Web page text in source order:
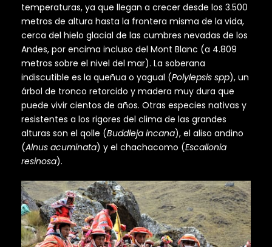
temperaturas, ya que llegan a crecer desde los 3.500
metros de altura hasta la frontera misma de la vida,
cerca del hielo glacial de las cumbres nevadas de los
Andes, por encima incluso del Mont Blanc (a 4.809
metros sobre el nivel del mar). La soberana
indiscutible es la queñua o yagual (Polylepsis spp), un
árbol de tronco retorcido y madera muy dura que
puede vivir cientos de años. Otras especies nativas y
resistentes a los rigores del clima de las grandes
alturas son el qolle (Buddleja incana), el aliso andino
(Alnus acuminata) y el chachacomo (Escallonia
resinosa).